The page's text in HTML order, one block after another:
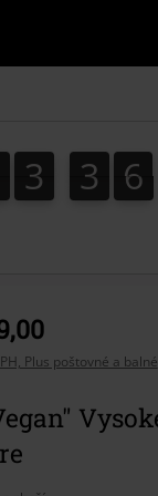
3
3 3
3 6
6
Plus poštovné a balné